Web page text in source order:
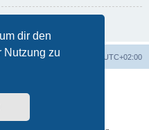
dir den
Nutzung zuAlle Zeiten sind UTC+02:00
löschen
durchphpBB.de